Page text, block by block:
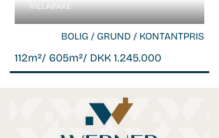
VILLA /FAXE
BOLIG / GRUND / KONTANTPRIS
112m²/ 605m²/ DKK 1.245.000